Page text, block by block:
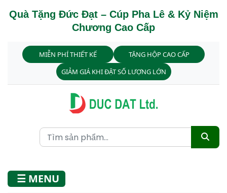
Quà Tặng Đức Đạt – Cúp Pha Lê & Kỷ Niệm
Chương Cao Cấp
MIỄN PHÍ THIẾT KẾ
TẶNG HỘP CAO CẤP
GIẢM GIÁ KHI ĐẶT SỐ LƯỢNG LỚN
☰ MENU